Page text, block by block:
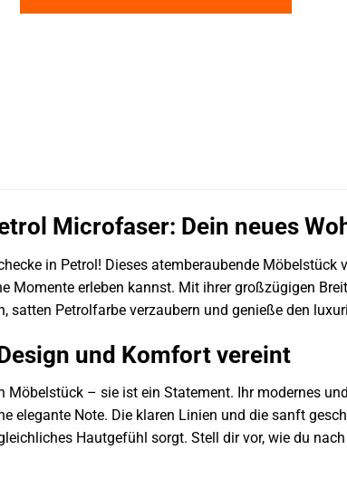
Microfaser: Dein neues
in Petrol! Dieses atemberaubende
Momente erleben kannst. Mit ihrer großzügigen
satten Petrolfarbe verzaubern und genieße den
und Komfort vereint
Möbelstück – sie ist ein Statement. Ihr modernes
elegante Note. Die klaren Linien und die sanft
Hautgefühl sorgt. Stell dir vor, wie du